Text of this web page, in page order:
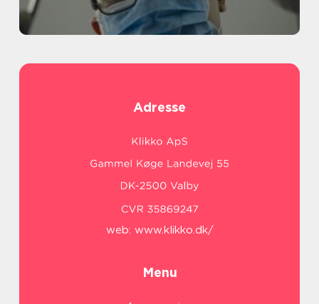
Adresse
web: www.klikko.dk/
Menu